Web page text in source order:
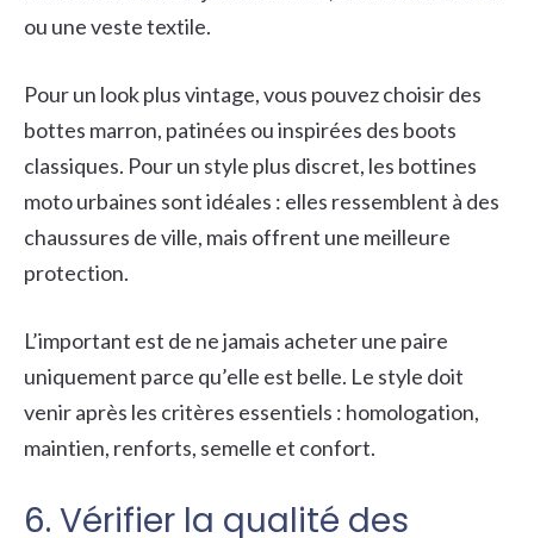
ou une veste textile.
Pour un look plus vintage, vous pouvez choisir des
bottes marron, patinées ou inspirées des boots
classiques. Pour un style plus discret, les bottines
moto urbaines sont idéales : elles ressemblent à des
chaussures de ville, mais offrent une meilleure
protection.
L’important est de ne jamais acheter une paire
uniquement parce qu’elle est belle. Le style doit
venir après les critères essentiels : homologation,
maintien, renforts, semelle et confort.
6. Vérifier la qualité des